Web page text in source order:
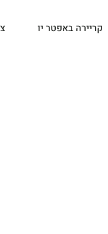
קריירה באפטר יו